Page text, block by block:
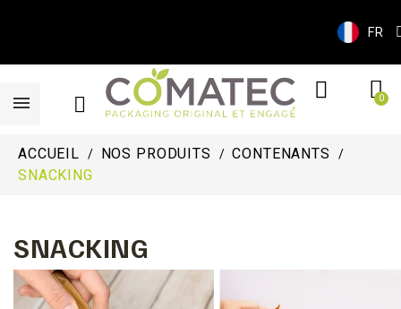
FR
ACCUEIL NOS PRODUITS
CONTENANTS
SNACKING
SNACKING